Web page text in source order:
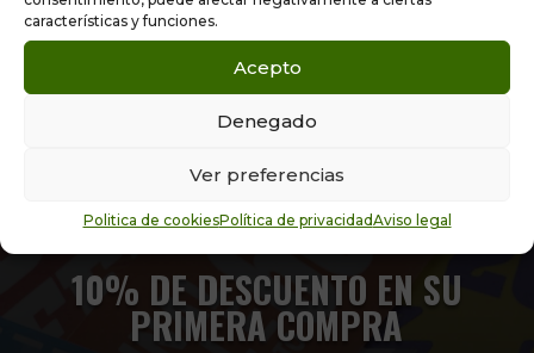
características y funciones.
Acepto
Denegado
Ver preferencias
Politica de cookiesPolítica de privacidadAviso legal
10% DE DESCUENTO EN SU
PRIMERA COMPRA